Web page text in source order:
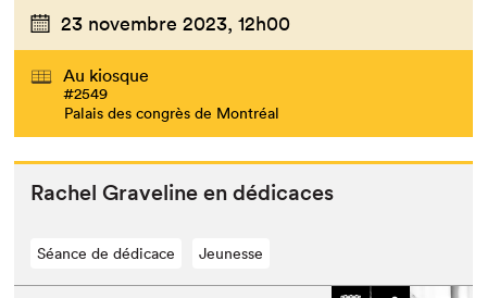
23 novembre 2023, 12h00
Au kiosque
#2549
Palais des congrès de Montréal
Rachel Grav­e­line en dédicaces
Séance de dédicace Jeunesse